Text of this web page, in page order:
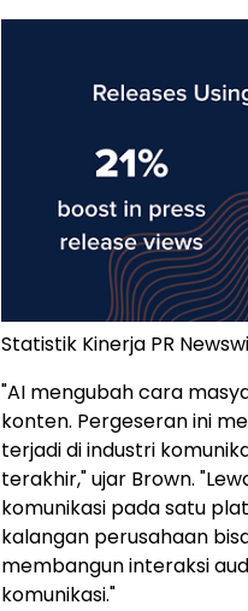
Statistik Kinerja PR
"AI mengubah cara
konten. Pergeseran ini
terjadi di industri
terakhir," ujar Brown.
komunikasi pada satu
kalangan perusahaan
membangun interaksi
komunikasi."